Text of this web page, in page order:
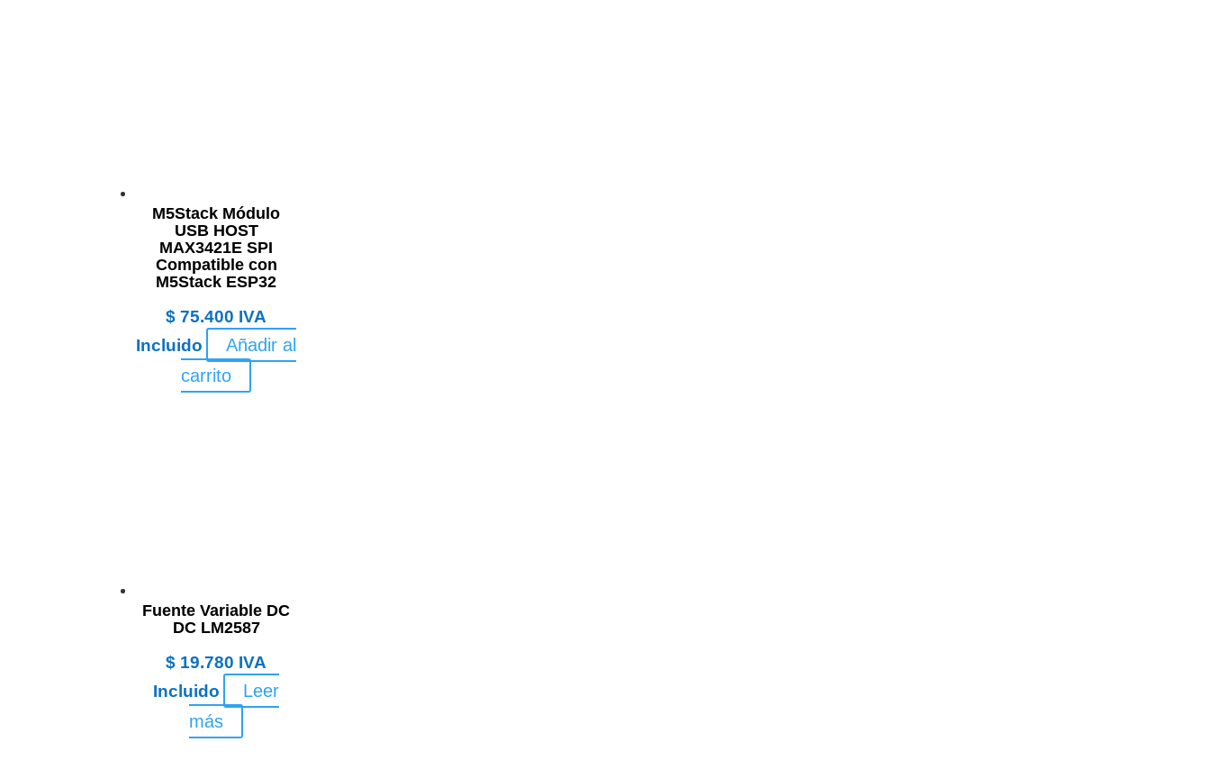
M5Stack Módulo
USB HOST
MAX3421E SPI
Compatible con
M5Stack ESP32
$ 75.400 IVA
Incluido
Añadir al
carrito
Fuente Variable DC
DC LM2587
$ 19.780 IVA
Incluido
Leer
más